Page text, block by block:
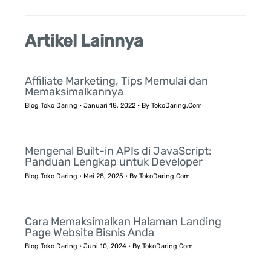
Artikel Lainnya
Affiliate Marketing, Tips Memulai dan
Memaksimalkannya
Blog Toko Daring •Januari 18, 2022 • ByTokoDaring.Com
Mengenal Built-in APIs di JavaScript:
Panduan Lengkap untuk Developer
Blog Toko Daring • Mei 28, 2025 • ByTokoDaring.Com
Cara Memaksimalkan Halaman Landing
Page Website Bisnis Anda
Blog Toko Daring •Juni 10, 2024 • ByTokoDaring.Com